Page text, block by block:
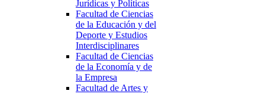
Jurídicas y Políticas
Facultad de Ciencias
de la Educación y del
Deporte y Estudios
Interdisciplinares
Facultad de Ciencias
de la Economía y de
la Empresa
Facultad de Artes y